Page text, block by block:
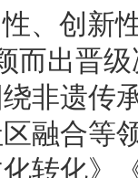
、创新
而出晋
非遗传
融合
转化